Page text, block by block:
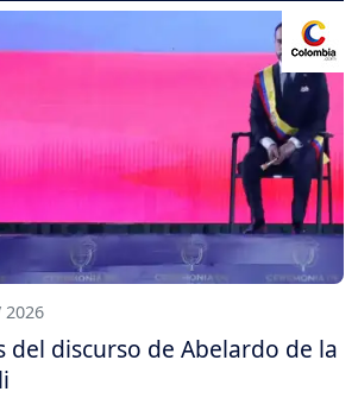
2026
del discurso de Abelardo de la